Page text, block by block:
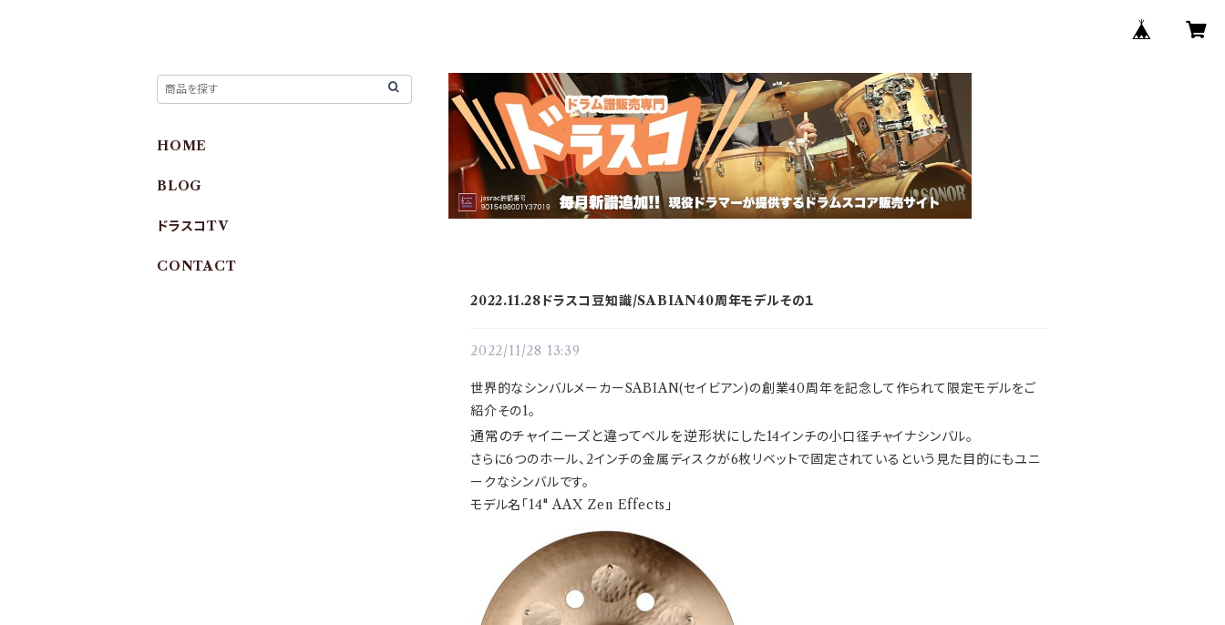
2022.11.28ドラスコ豆知識/SABIAN40周年モデルその１
2022/11/28 13:39
世界的なシンバルメーカーSABIAN(セイビアン)の創業40周年を記念して作られて限定モデルをご
紹介その1。
通常のチャイニーズと違ってベルを逆形状にした14インチの小口径チャイナシンバル。
さらに6つのホール、2インチの金属ディスクが6枚リベットで固定されているという見た目的にもユニ
ークなシンバルです。
モデル名「14" AAX Zen Effects」
HOME
BLOG
ドラスコTV
CONTACT